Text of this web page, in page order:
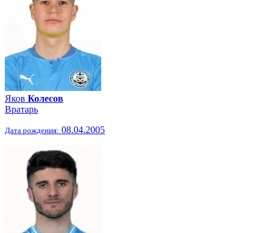
Яков Колесов
Вратарь
Дата рождения: 08.04.2005